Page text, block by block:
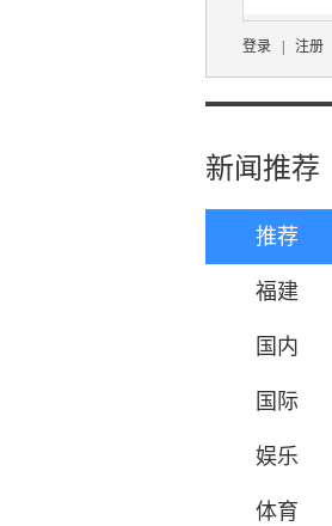
登录 注册
新闻推荐
推荐
福建
国内
国际
娱乐
体育